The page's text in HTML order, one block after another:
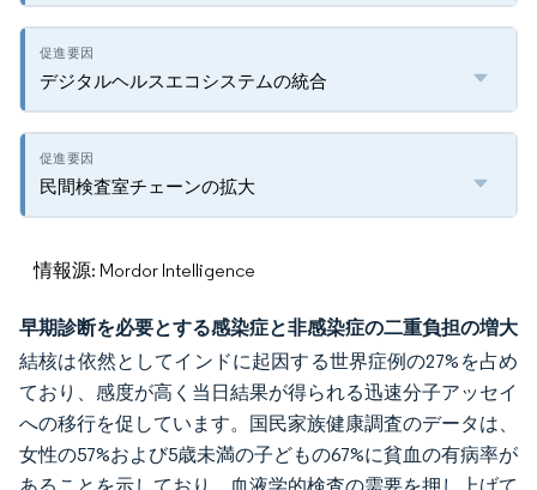
デジタルヘルスエコシステムの統合
民間検査室チェーンの拡大
情報源: Mordor Intelligence
早期診断を必要とする感染症と非感染症の二重負担の増大
結核は依然としてインドに起因する世界症例の27%を占め
ており、感度が高く当日結果が得られる迅速分子アッセイ
への移行を促しています。国民家族健康調査のデータは、
女性の57%および5歳未満の子どもの67%に貧血の有病率が